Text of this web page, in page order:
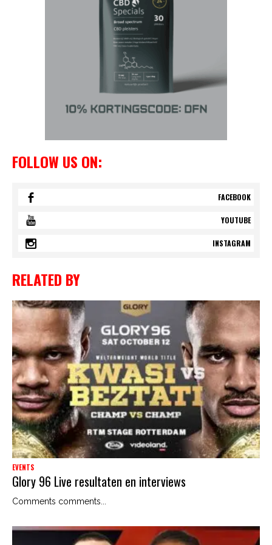
FOLLOW US ON:
FACEBOOK
YOUTUBE
INSTAGRAM
RELATED BY
EVENTS
Glory 96 Live resultaten en interviews
Comments comments...